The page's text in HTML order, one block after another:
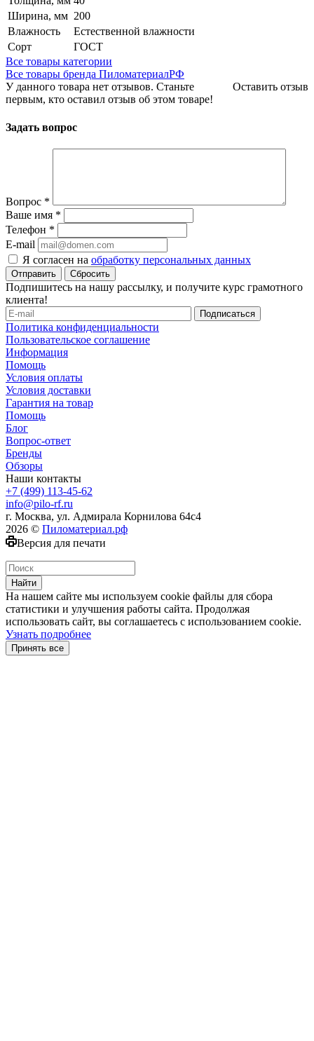
Ширина, мм 200
Влажность
Естественной влажности
Сорт
ГОСТ
Все товары категории
Все товары бренда ПиломатериалРФ
Оставить отзыв
У данного товара нет отзывов. Станьте
первым, кто оставил отзыв об этом товаре!
Задать вопрос
Вопрос *
Ваше имя *
Телефон *
E-mail
Я согласен на обработку персональных данных
Сбросить
Подпишитесь на нашу рассылку, и получите курс грамотного
клиента!
Политика конфиденциальности
Пользовательское соглашение
Информация
Помощь
Условия оплаты
Условия доставки
Гарантия на товар
Помощь
Блог
Вопрос-ответ
Бренды
Обзоры
Наши контакты
+7 (499) 113-45-62
info@pilo-rf.ru
г. Москва, ул. Адмирала Корнилова 64с4
2026 © Пиломатериал.рф
Версия для печати
Найти
На нашем сайте мы используем cookie файлы для сбора
статистики и улучшения работы сайта. Продолжая
использовать сайт, вы соглашаетесь с использованием cookie.
Узнать подробнее
Принять все